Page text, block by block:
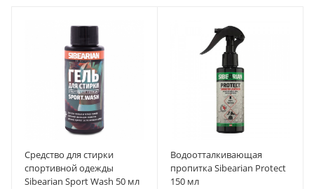
Средство для стирки
спортивной одежды
Sibearian Sport Wash 50 мл
Водоотталкивающая
пропитка Sibearian Protect
150 мл